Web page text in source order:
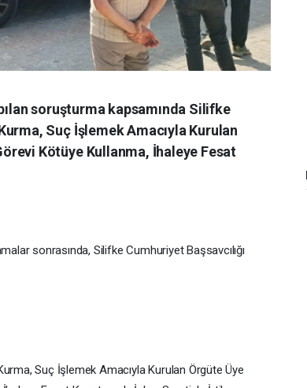
soruşturma kapsamında Silifke
Suç İşlemek Amacıyla Kurulan
Kötüye Kullanma, İhaleye Fesat
sonrasında, Silifke Cumhuriyet Başsavcılığı
Suç İşlemek Amacıyla Kurulan Örgüte Üye